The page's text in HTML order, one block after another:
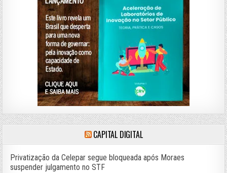
CAPITAL DIGITAL
Privatização da Celepar segue bloqueada após Moraes
suspender julgamento no STF